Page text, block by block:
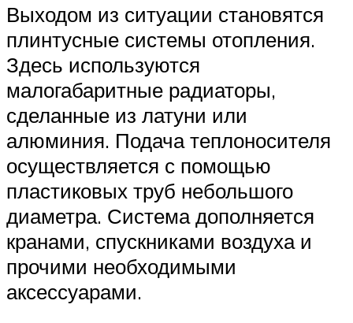
Выходом из ситуации становятся
плинтусные системы отопления.
Здесь используются
малогабаритные радиаторы,
сделанные из латуни или
алюминия. Подача теплоносителя
осуществляется с помощью
пластиковых труб небольшого
диаметра. Система дополняется
кранами, спускниками воздуха и
прочими необходимыми
аксессуарами.